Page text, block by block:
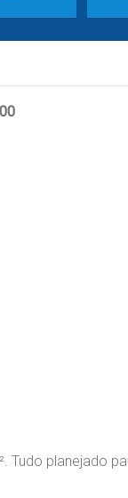
Tudo planejado